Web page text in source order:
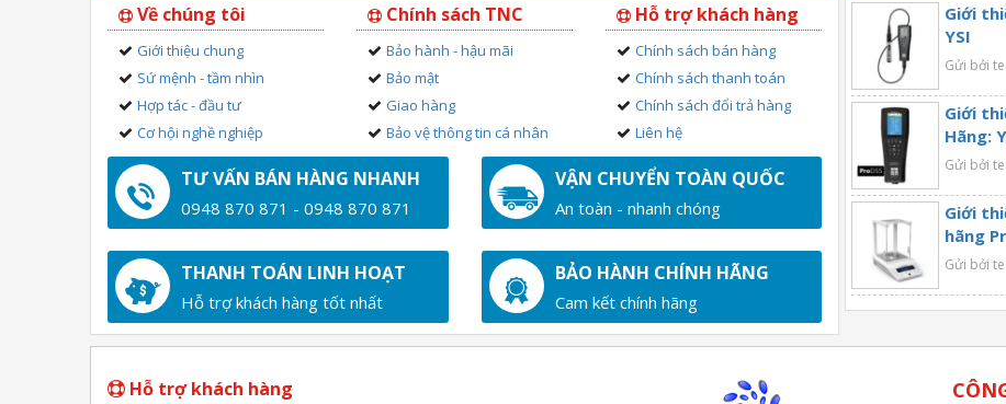
Về chúng tôi
Giới thiệu chung
Sứ mệnh - tầm nhìn
Hợp tác - đầu tư
Cơ hội nghề nghiệp
Chính sách TNC
Bảo hành - hậu mãi
Bảo mật
Giao hàng
Bảo vệ thông tin cá nhân
Hỗ trợ khách hàng
Chính sách bán hàng
Chính sách thanh toán
Chính sách đổi trả hàng
Liên hệ
TƯ VẤN BÁN HÀNG NHANH
0948 870 871 - 0948 870 871
VẬN CHUYỂN TOÀN QUỐC
An toàn - nhanh chóng
THANH TOÁN LINH HOẠT
Hỗ trợ khách hàng tốt nhất
BẢO HÀNH CHÍNH HÃNG
Cam kết chính hãng
Giới
YSI
Gửi bởi
Giới
Hãng:
Gửi bởi
Giới
hãng
Gửi bởi
Hỗ trợ khách hàng